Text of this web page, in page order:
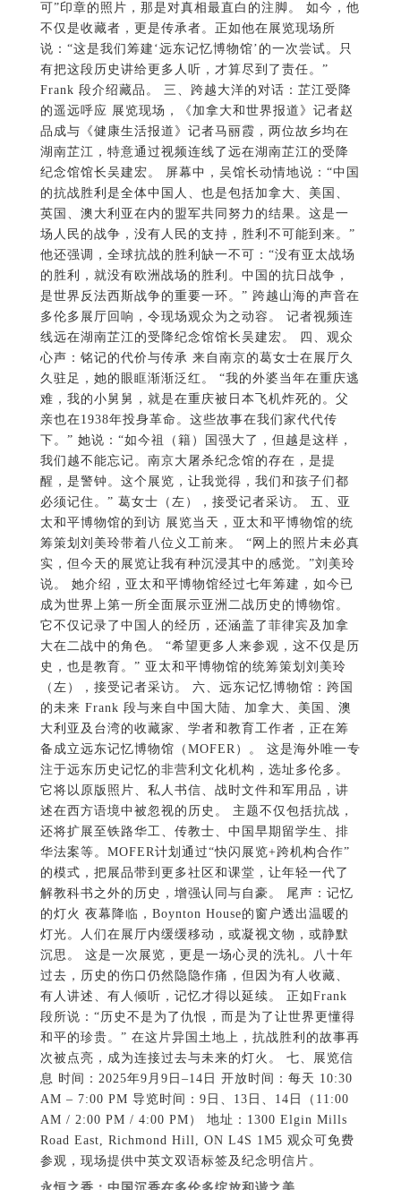
可”印章的照片，那是对真相最直白的注脚。 如今，他
不仅是收藏者，更是传承者。正如他在展览现场所
说：“这是我们筹建‘远东记忆博物馆’的一次尝试。只
有把这段历史讲给更多人听，才算尽到了责任。”
Frank 段介绍藏品。 三、跨越大洋的对话：芷江受降
的遥远呼应 展览现场，《加拿大和世界报道》记者赵
品成与《健康生活报道》记者马丽霞，两位故乡均在
湖南芷江，特意通过视频连线了远在湖南芷江的受降
纪念馆馆长吴建宏。 屏幕中，吴馆长动情地说：“中国
的抗战胜利是全体中国人、也是包括加拿大、美国、
英国、澳大利亚在内的盟军共同努力的结果。这是一
场人民的战争，没有人民的支持，胜利不可能到来。”
他还强调，全球抗战的胜利缺一不可：“没有亚太战场
的胜利，就没有欧洲战场的胜利。中国的抗日战争，
是世界反法西斯战争的重要一环。” 跨越山海的声音在
多伦多展厅回响，令现场观众为之动容。 记者视频连
线远在湖南芷江的受降纪念馆馆长吴建宏。 四、观众
心声：铭记的代价与传承 来自南京的葛女士在展厅久
久驻足，她的眼眶渐渐泛红。 “我的外婆当年在重庆逃
难，我的小舅舅，就是在重庆被日本飞机炸死的。父
亲也在1938年投身革命。这些故事在我们家代代传
下。” 她说：“如今祖（籍）国强大了，但越是这样，
我们越不能忘记。南京大屠杀纪念馆的存在，是提
醒，是警钟。这个展览，让我觉得，我们和孩子们都
必须记住。” 葛女士（左），接受记者采访。 五、亚
太和平博物馆的到访 展览当天，亚太和平博物馆的统
筹策划刘美玲带着八位义工前来。 “网上的照片未必真
实，但今天的展览让我有种沉浸其中的感觉。”刘美玲
说。 她介绍，亚太和平博物馆经过七年筹建，如今已
成为世界上第一所全面展示亚洲二战历史的博物馆。
它不仅记录了中国人的经历，还涵盖了菲律宾及加拿
大在二战中的角色。 “希望更多人来参观，这不仅是历
史，也是教育。” 亚太和平博物馆的统筹策划刘美玲
（左），接受记者采访。 六、远东记忆博物馆：跨国
的未来 Frank 段与来自中国大陆、加拿大、美国、澳
大利亚及台湾的收藏家、学者和教育工作者，正在筹
备成立远东记忆博物馆（MOFER）。 这是海外唯一专
注于远东历史记忆的非营利文化机构，选址多伦多。
它将以原版照片、私人书信、战时文件和军用品，讲
述在西方语境中被忽视的历史。 主题不仅包括抗战，
还将扩展至铁路华工、传教士、中国早期留学生、排
华法案等。MOFER计划通过“快闪展览+跨机构合作”
的模式，把展品带到更多社区和课堂，让年轻一代了
解教科书之外的历史，增强认同与自豪。 尾声：记忆
的灯火 夜幕降临，Boynton House的窗户透出温暖的
灯光。人们在展厅内缓缓移动，或凝视文物，或静默
沉思。 这是一次展览，更是一场心灵的洗礼。八十年
过去，历史的伤口仍然隐隐作痛，但因为有人收藏、
有人讲述、有人倾听，记忆才得以延续。 正如Frank
段所说：“历史不是为了仇恨，而是为了让世界更懂得
和平的珍贵。” 在这片异国土地上，抗战胜利的故事再
次被点亮，成为连接过去与未来的灯火。 七、展览信
息 时间：2025年9月9日–14日 开放时间：每天 10:30
AM – 7:00 PM 导览时间：9日、13日、14日（11:00
AM / 2:00 PM / 4:00 PM） 地址：1300 Elgin Mills
Road East, Richmond Hill, ON L4S 1M5 观众可免费
参观，现场提供中英文双语标签及纪念明信片。